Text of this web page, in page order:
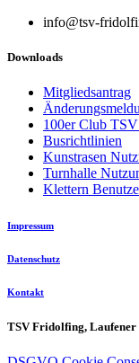
info@tsv-
Downloads
Mitgliedsantrag
100er Club
Busrichtlinien
Kunstrasen
Turnhalle
Klettern
Impressum
Datenschutz
Kontakt
TSV Fridolfing, Laufener